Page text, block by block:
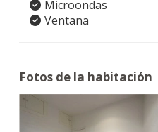
Microondas
Ventana
Fotos de la habitación